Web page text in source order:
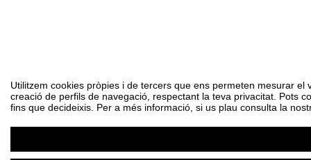
Utilitzem cookies pròpies i de tercers que ens permeten mesurar
creació de perfils de navegació, respectant la teva privacitat. Pots
fins que decideixis. Per a més informació, si us plau consulta la